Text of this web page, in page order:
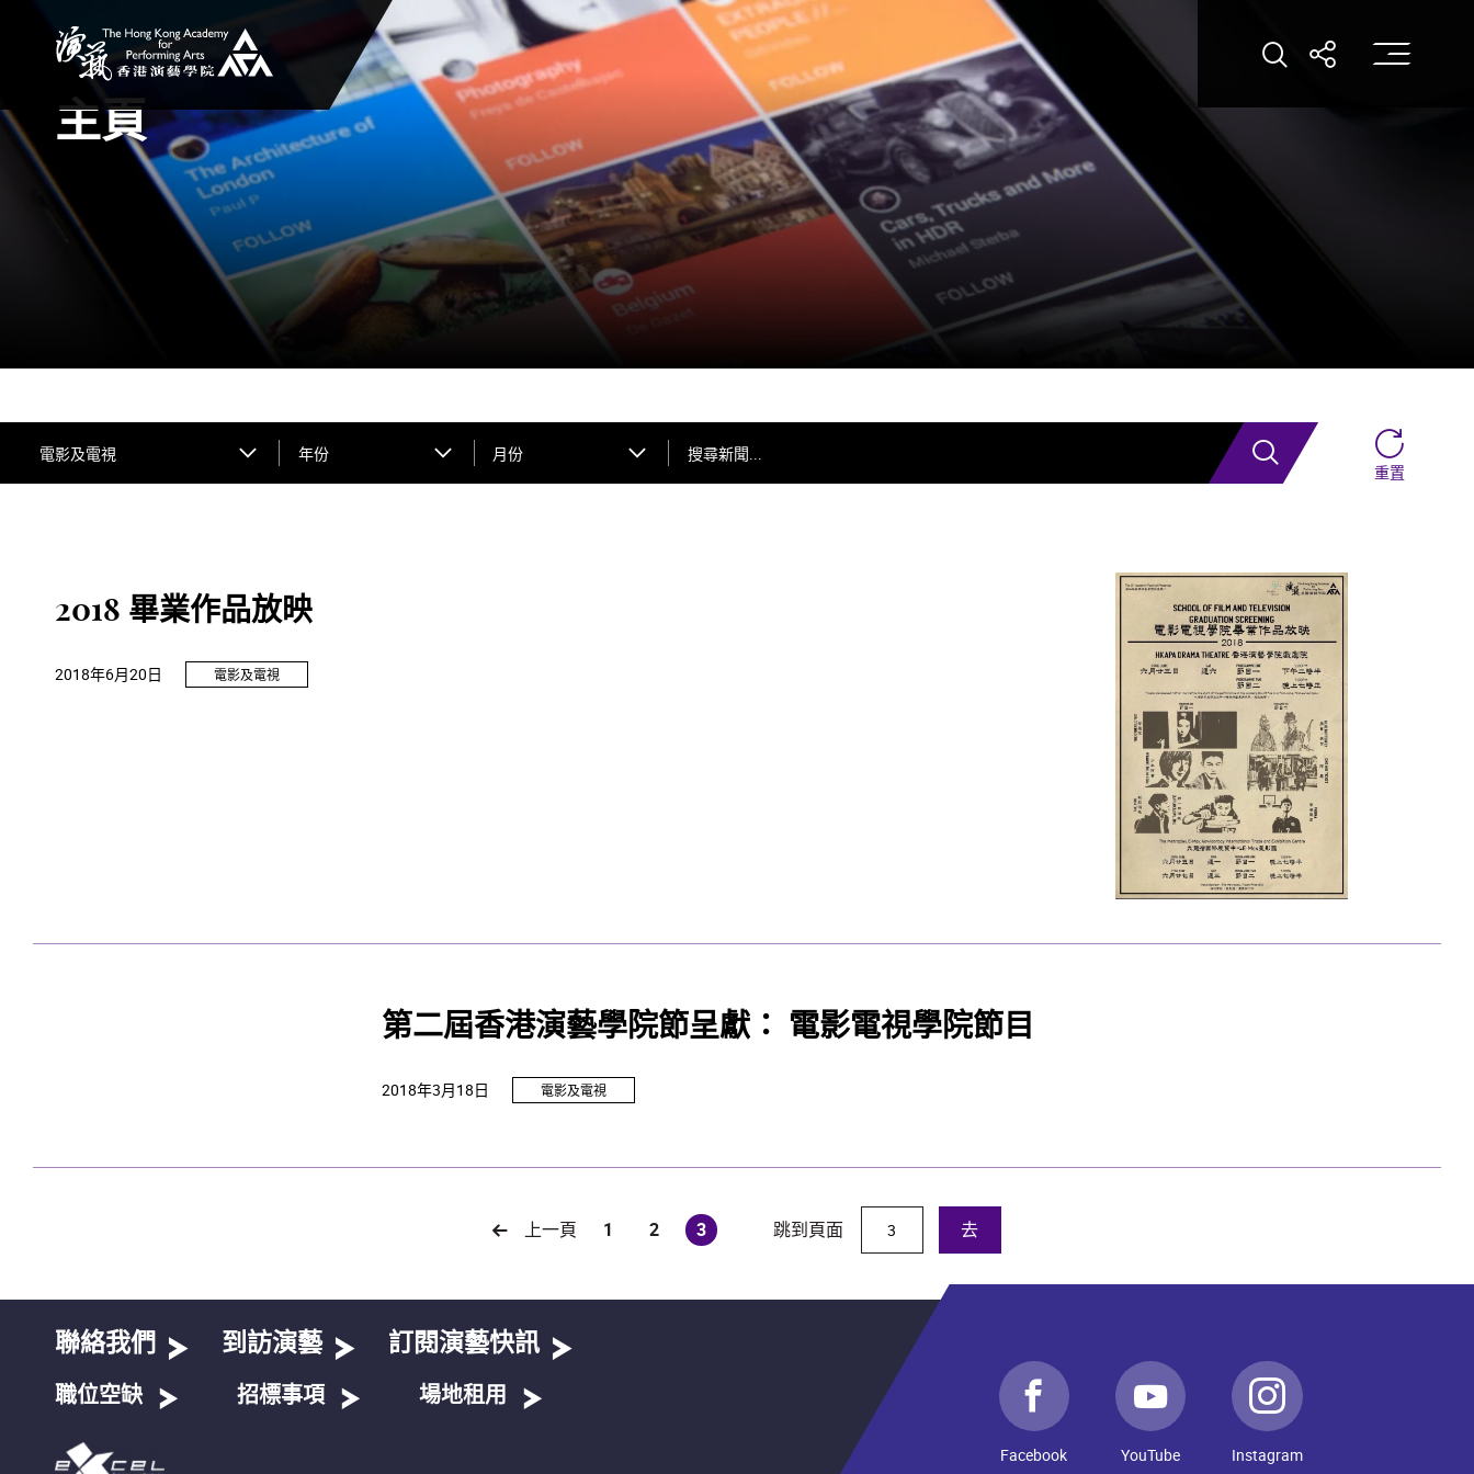
打開搜索打開分享打
主頁
電影及電視 年份 月份
搜尋新聞... 搜索
重置
2018 畢業作品放映
電影及電視
2018年6月20日
第二屆香港演藝學院節呈獻： 電影電視學院節目
電影及電視
2018年3月18日
上一頁 1 2 3
(current) 跳到頁面 去
聯絡我們 到訪演藝 訂閱演藝快訊
職位空缺 招標事項 場地租用
Facebook YouTube Instagram